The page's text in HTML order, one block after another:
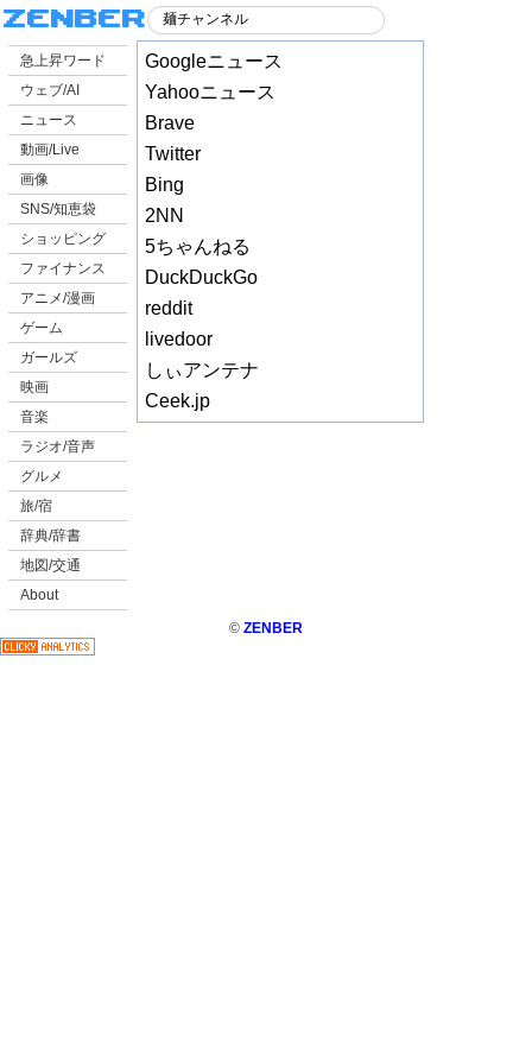
急上昇ワード
ウェブ/AI
ニュース
動画/Live
画像
SNS/知恵袋
ショッピング
ファイナンス
アニメ/漫画
ゲーム
ガールズ
映画
音楽
ラジオ/音声
グルメ
旅/宿
辞典/辞書
地図/交通
About
Googleニュース
Yahooニュース
Brave
Twitter
Bing
2NN
5ちゃんねる
DuckDuckGo
reddit
livedoor
しぃアンテナ
Ceek.jp
© ZENBER